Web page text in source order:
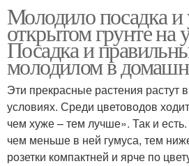
Молодило посадка и
открытом грунте на
Посадка и
молодилом в
Эти прекрасные растения растут
условиях. Среди цветоводов
чем хуже – тем лучше». Так и
чем меньше в ней гумуса, тем
розетки компактней и ярче по